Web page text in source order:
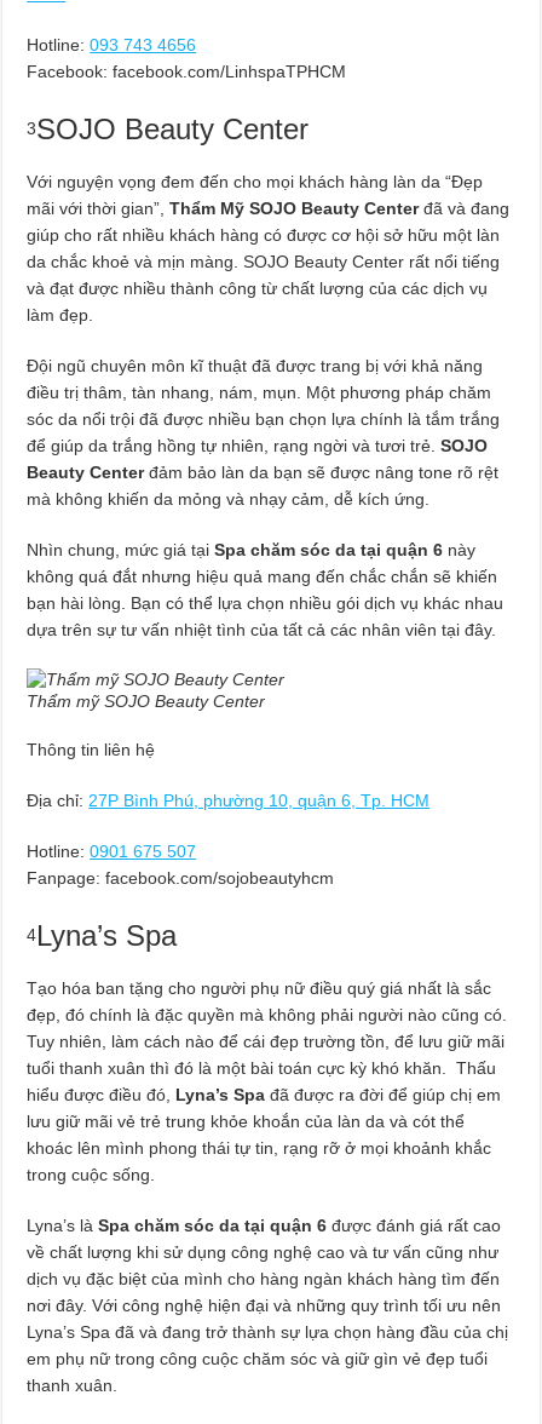
Hotline: 093 743 4656
Facebook: facebook.com/LinhspaTPHCM
3SOJO Beauty Center
Với nguyện vọng đem đến cho mọi khách hàng làn da “Đẹp
mãi với thời gian”,Thẩm Mỹ SOJO Beauty Centerđã và đang
giúp cho rất nhiều khách hàng có được cơ hội sở hữu một làn
da chắc khoẻ và mịn màng. SOJO Beauty Center rất nổi tiếng
và đạt được nhiều thành công từ chất lượng của các dịch vụ
làm đẹp.
Đội ngũ chuyên môn kĩ thuật đã được trang bị với khả năng
điều trị thâm, tàn nhang, nám, mụn. Một phương pháp chăm
sóc da nổi trội đã được nhiều bạn chọn lựa chính là tắm trắng
để giúp da trắng hồng tự nhiên, rạng ngời và tươi trẻ.SOJO
Beauty Centerđảm bảo làn da bạn sẽ được nâng tone rõ rệt
mà không khiến da mỏng và nhạy cảm, dễ kích ứng.
Nhìn chung, mức giá tạiSpa chăm sóc da tại quận 6 này
không quá đắt nhưng hiệu quả mang đến chắc chắn sẽ khiến
bạn hài lòng. Bạn có thể lựa chọn nhiều gói dịch vụ khác nhau
dựa trên sự tư vấn nhiệt tình của tất cả các nhân viên tại đây.
Thẩm mỹ SOJO Beauty Center
Thông tin liên hệ
Địa chỉ: 27P Bình Phú, phường 10, quận 6, Tp. HCM
Hotline: 0901 675 507
Fanpage: facebook.com/sojobeautyhcm
4Lyna’s Spa
Tạo hóa ban tặng cho người phụ nữ điều quý giá nhất là sắc
đẹp, đó chính là đặc quyền mà không phải người nào cũng có.
Tuy nhiên, làm cách nào để cái đẹp trường tồn, để lưu giữ mãi
tuổi thanh xuân thì đó là một bài toán cực kỳ khó khăn. Thấu
hiểu được điều đó, Lyna’s Spa đã được ra đời để giúp chị em
lưu giữ mãi vẻ trẻ trung khỏe khoắn của làn da và cót thể
khoác lên mình phong thái tự tin, rạng rỡ ở mọi khoảnh khắc
trong cuộc sống.
Lyna’s làSpa chăm sóc da tại quận 6 được đánh giá rất cao
về chất lượng khi sử dụng công nghệ cao và tư vấn cũng như
dịch vụ đặc biệt của mình cho hàng ngàn khách hàng tìm đến
nơi đây. Với công nghệ hiện đại và những quy trình tối ưu nên
Lyna’s Spa đã và đang trở thành sự lựa chọn hàng đầu của chị
em phụ nữ trong công cuộc chăm sóc và giữ gìn vẻ đẹp tuổi
thanh xuân.